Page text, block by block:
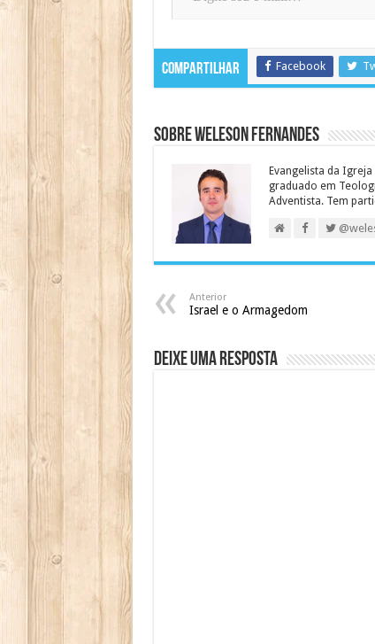
Compartilhar Facebook
Sobre Weleson Fernandes
Evangelista da
graduado em
Adventista. Tem
Anterior
Israel e o Armagedom
Deixe uma resposta